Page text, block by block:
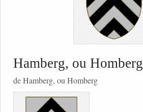
Hamberg, ou Homberg
de Hamberg, ou Homberg